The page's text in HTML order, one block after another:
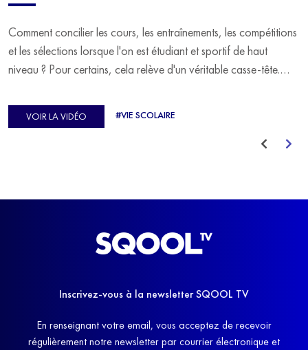
Comment concilier les cours, les entraînements, les compétitions
et les sélections lorsque l'on est étudiant et sportif de haut
niveau ? Pour certains, cela relève d'un véritable casse-tête.
d'Europe de Horse-ball, qui a failli abandonner ses études
avant de trouver un nouvel équilibre.
VOIR LA VIDÉO #VIE SCOLAIRE
Inscrivez-vous à la newsletter SQOOL TV
En renseignant votre email, vous acceptez de recevoir
régulièrement notre newsletter par courrier électronique et